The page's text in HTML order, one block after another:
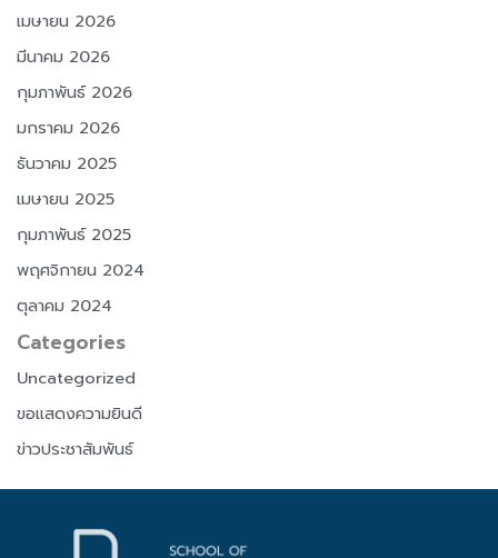
เมษายน 2026
มีนาคม 2026
กุมภาพันธ์ 2026
มกราคม 2026
ธันวาคม 2025
เมษายน 2025
กุมภาพันธ์ 2025
พฤศจิกายน 2024
ตุลาคม 2024
Categories
Uncategorized
ขอแสดงความยินดี
ข่าวประชาสัมพันธ์